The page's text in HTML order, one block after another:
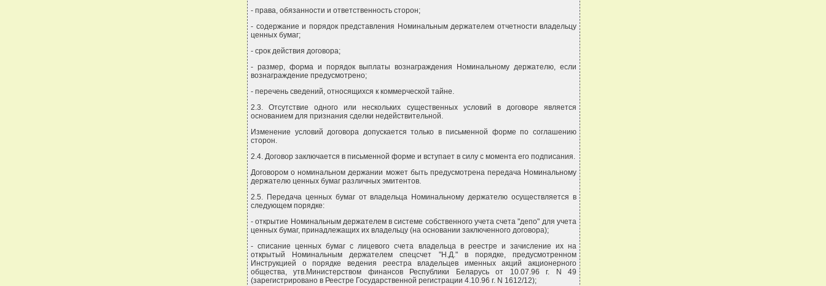
- права, обязанности и ответственность сторон;
- содержание и порядок представления Номинальным держателем отчетности владельцу
ценных бумаг;
- срок действия договора;
- размер, форма и порядок выплаты вознаграждения Номинальному держателю, если
вознаграждение предусмотрено;
- перечень сведений, относящихся к коммерческой тайне.
2.3. Отсутствие одного или нескольких существенных условий в договоре является
основанием для признания сделки недействительной.
Изменение условий договора допускается только в письменной форме по соглашению
сторон.
2.4. Договор заключается в письменной форме и вступает в силу с момента его подписания.
Договором о номинальном держании может быть предусмотрена передача Номинальному
держателю ценных бумаг различных эмитентов.
2.5. Передача ценных бумаг от владельца Номинальному держателю осуществляется в
следующем порядке:
- открытие Номинальным держателем в системе собственного учета счета "депо" для учета
ценных бумаг, принадлежащих их владельцу (на основании заключенного договора);
- списание ценных бумаг с лицевого счета владельца в реестре и зачисление их на
открытый Номинальным держателем спецсчет "Н.Д." в порядке, предусмотренном
Инструкцией о порядке ведения реестра владельцев именных акций акционерного
общества, утв.Министерством финансов Республики Беларусь от 10.07.96 г. N 49
(зарегистрировано в Реестре Государственной регистрации 4.10.96 г. N 1612/12);